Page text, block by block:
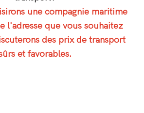
une compagnie maritime
l'adresse que vous souhaitez
des prix de transport
et favorables.